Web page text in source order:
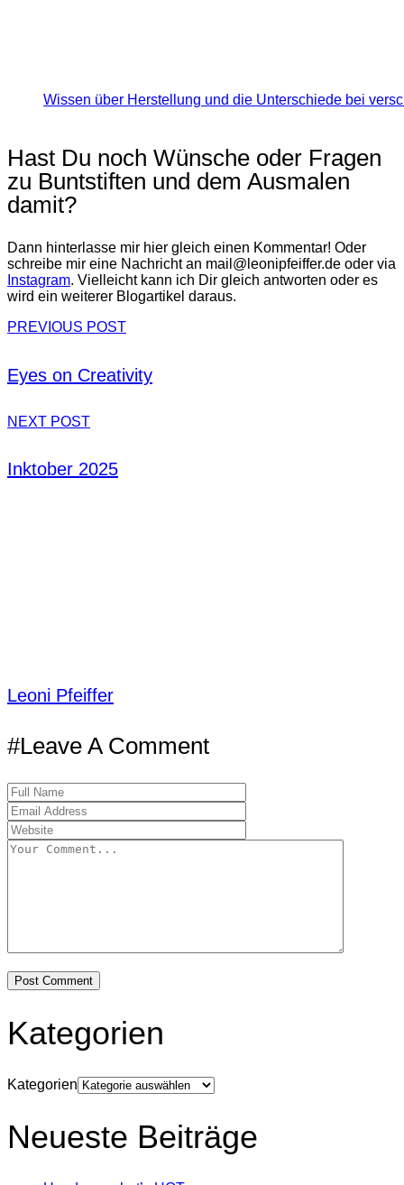
Wissen über Herstellung und die Unterschiede bei
Hast Du noch Wünsche oder Fragen
zu Buntstiften und dem Ausmalen
damit?
Dann hinterlasse mir hier gleich einen Kommentar! Oder
schreibe mir eine Nachricht an mail@leonipfeiffer.de oder via
Instagram. Vielleicht kann ich Dir gleich antworten oder es
wird ein weiterer Blogartikel daraus.
PREVIOUS POST
Eyes on Creativity
NEXT POST
Inktober 2025
Leoni Pfeiffer
#Leave A Comment
Kategorien
Kategorien
Neueste Beiträge